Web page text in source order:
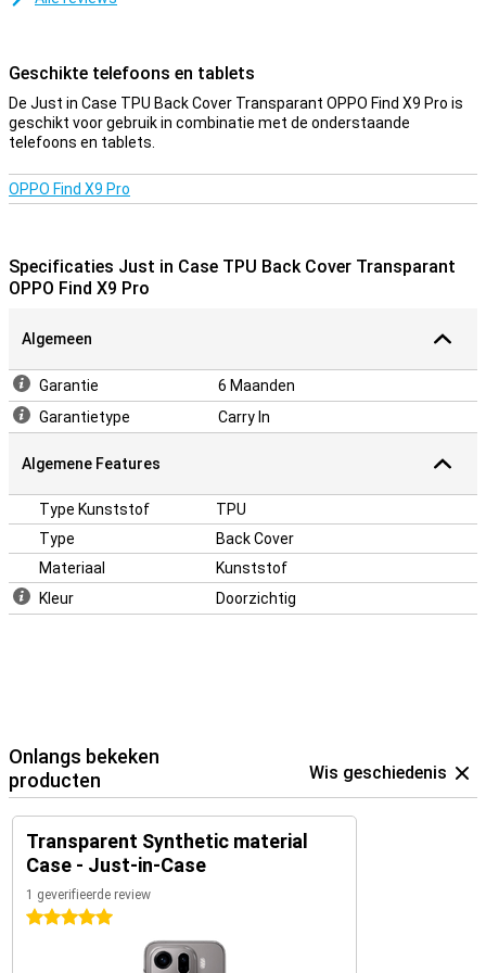
Geschikte telefoons en tablets
De Just in Case TPU Back Cover Transparant OPPO Find X9 Pro is
geschikt voor gebruik in combinatie met de onderstaande
telefoons en tablets.
OPPO Find X9 Pro
Specificaties Just in Case TPU Back Cover Transparant
OPPO Find X9 Pro
Algemeen
Garantie
6 Maanden
Garantietype
Carry In
Algemene Features
Type Kunststof
TPU
Type
Back Cover
Materiaal
Kunststof
Kleur
Doorzichtig
Onlangs bekeken
producten
Wis geschiedenis
Transparent Synthetic material
Case - Just-in-Case
1 geverifieerde review
5 sterren